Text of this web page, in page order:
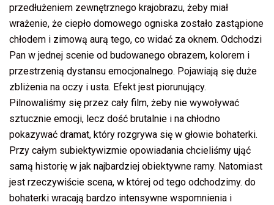
przedłużeniem zewnętrznego krajobrazu, żeby miał
wrażenie, że ciepło domowego ogniska zostało zastąpione
chłodem i zimową aurą tego, co widać za oknem. Odchodzi
Pan w jednej scenie od budowanego obrazem, kolorem i
przestrzenią dystansu emocjonalnego. Pojawiają się duże
zbliżenia na oczy i usta. Efekt jest piorunujący.
Pilnowaliśmy się przez cały film, żeby nie wywoływać
sztucznie emocji, lecz dość brutalnie i na chłodno
pokazywać dramat, który rozgrywa się w głowie bohaterki.
Przy całym subiektywizmie opowiadania chcieliśmy ująć
samą historię w jak najbardziej obiektywne ramy. Natomiast
jest rzeczywiście scena, w której od tego odchodzimy. do
bohaterki wracają bardzo intensywne wspomnienia i